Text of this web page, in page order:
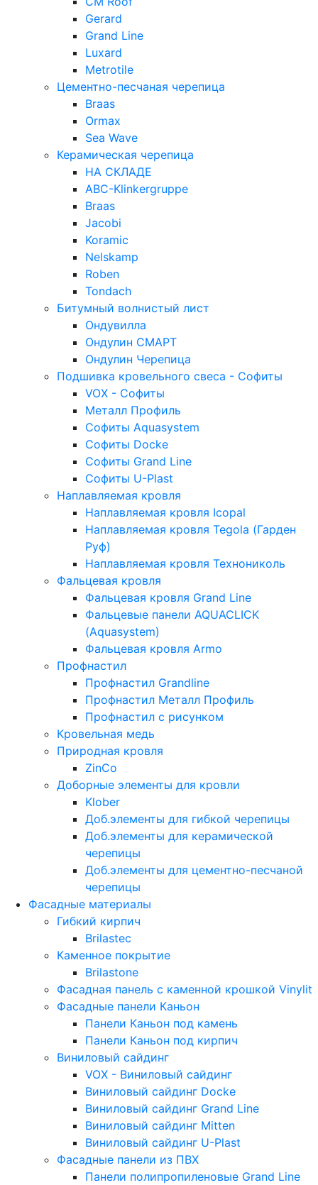
Gerard
Grand Line
Luxard
Metrotile
Цементно-песчаная черепица
Braas
Ormax
Sea Wave
Керамическая черепица
НА СКЛАДЕ
ABC-Klinkergruppe
Braas
Jacobi
Koramic
Nelskamp
Roben
Tondach
Битумный волнистый лист
Ондувилла
Ондулин СМАРТ
Ондулин Черепица
Подшивка кровельного свеса - Софиты
VOX - Софиты
Металл Профиль
Софиты Aquasystem
Софиты Docke
Софиты Grand Line
Софиты U-Plast
Наплавляемая кровля
Наплавляемая кровля Icopal
Наплавляемая кровля Tegola (Гарден
Руф)
Наплавляемая кровля Технониколь
Фальцевая кровля
Фальцевая кровля Grand Line
Фальцевые панели AQUACLICK
(Aquasystem)
Фальцевая кровля Armo
Профнастил
Профнастил Grandline
Профнастил Металл Профиль
Профнастил с рисунком
Кровельная медь
Природная кровля
ZinCo
Доборные элементы для кровли
Klober
Доб.элементы для гибкой черепицы
Доб.элементы для керамической
черепицы
Доб.элементы для цементно-песчаной
черепицы
Фасадные материалы
Гибкий кирпич
Brilastec
Каменное покрытие
Brilastone
Фасадная панель с каменной крошкой Vinylit
Фасадные панели Каньон
Панели Каньон под камень
Панели Каньон под кирпич
Виниловый сайдинг
VOX - Виниловый сайдинг
Виниловый сайдинг Docke
Виниловый сайдинг Grand Line
Виниловый сайдинг Mitten
Виниловый сайдинг U-Plast
Фасадные панели из ПВХ
Панели полипропиленовые Grand Line